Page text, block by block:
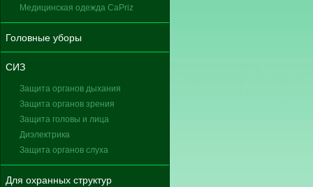
Медицинская одежда CaPriz
Головные уборы
СИЗ
Защита органов дыхания
Защита органов зрения
Защита головы и лица
Диэлектрика
Защита органов слуха
Для охранных структур